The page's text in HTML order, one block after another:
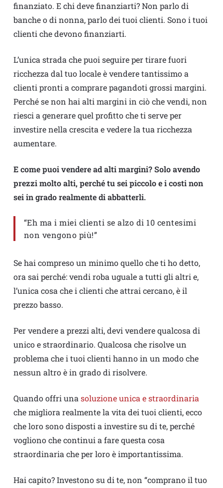
finanziato. E chi deve finanziarti? Non parlo di
banche o di nonna, parlo dei tuoi clienti. Sono i tuoi
clienti che devono finanziarti.
L’unica strada che puoi seguire per tirare fuori
ricchezza dal tuo locale è vendere tantissimo a
clienti pronti a comprare pagandoti grossi margini.
Perché se non hai alti margini in ciò che vendi, non
riesci a generare quel profitto che ti serve per
investire nella crescita e vedere la tua ricchezza
aumentare.
E come puoi vendere ad alti margini? Solo avendo
prezzi molto alti, perché tu sei piccolo e i costi non
sei in grado realmente di abbatterli.
“Eh ma i miei clienti se alzo di 10 centesimi
non vengono più!”
Se hai compreso un minimo quello che ti ho detto,
ora sai perché: vendi roba uguale a tutti gli altri e,
l’unica cosa che i clienti che attrai cercano, è il
prezzo basso.
Per vendere a prezzi alti, devi vendere qualcosa di
unico e straordinario. Qualcosa che risolve un
problema che i tuoi clienti hanno in un modo che
nessun altro è in grado di risolvere.
Quando offri unasoluzione unica e straordinaria
che migliora realmente la vita dei tuoi clienti, ecco
che loro sono disposti a investire su di te, perché
vogliono che continui a fare questa cosa
straordinaria che per loro è importantissima.
Hai capito? Investono su di te, non “comprano il tuo